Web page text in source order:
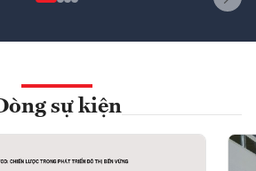
sự kiện